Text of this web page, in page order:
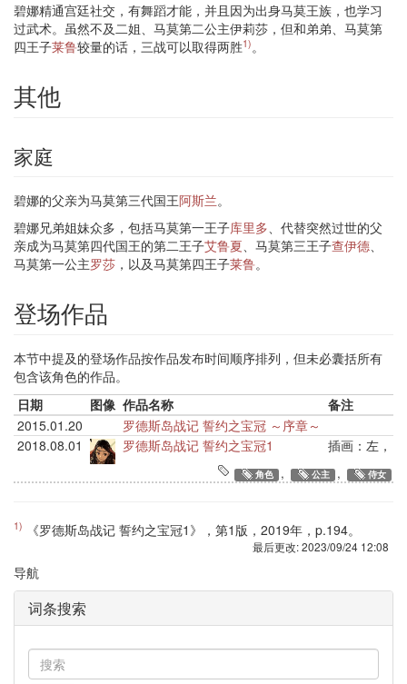
碧娜精通宫廷社交，有舞蹈才能，并且因为出身马莫王族，也学习
过武术。虽然不及二姐、马莫第二公主伊莉莎，但和弟弟、马莫第
四王子莱鲁较量的话，三战可以取得两胜1)。
其他
家庭
碧娜的父亲为马莫第三代国王阿斯兰。
碧娜兄弟姐妹众多，包括马莫第一王子库里多、代替突然过世的父
亲成为马莫第四代国王的第二王子艾鲁夏、马莫第三王子查伊德、
马莫第一公主罗莎 ，以及马莫第四王子莱鲁。
登场作品
本节中提及的登场作品按作品发布时间顺序排列，但未必囊括所有
包含该角色的作品。
日期
图像 作品名称
备注
2015.01.20
罗德斯岛战记 誓约之宝冠 ～序章～
2018.08.01
罗德斯岛战记 誓约之宝冠1 插画：左，
角色 , 公主 , 侍女
1) 《罗德斯岛战记 誓约之宝冠1》，第1版，2019年，p.194。
最后更改:2023/09/24 12:08
导航
词条搜索